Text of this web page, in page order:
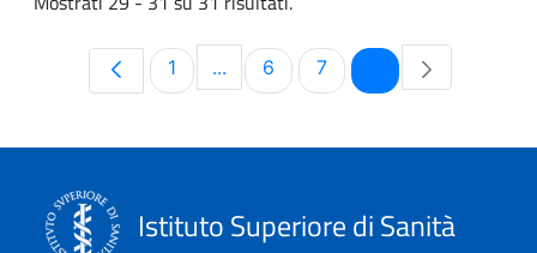
Pagina
1 ...Pagine intermedie Use TAB to
Pagina
6 Pagina
7 Pagina
Istituto Superiore di Sanità